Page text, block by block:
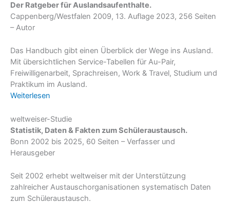
Der Ratgeber für Auslandsaufenthalte.
Cappenberg/Westfalen 2009, 13. Auflage 2023, 256 Seiten
– Autor
Das Handbuch gibt einen Überblick der Wege ins Ausland.
Mit übersichtlichen Service-Tabellen für Au-Pair,
Freiwilligenarbeit, Sprachreisen, Work & Travel, Studium und
Praktikum im Ausland.
Weiterlesen
weltweiser-Studie
Statistik, Daten & Fakten zum Schüleraustausch.
Bonn 2002 bis 2025, 60 Seiten – Verfasser und
Herausgeber
Seit 2002 erhebt weltweiser mit der Unterstützung
zahlreicher Austauschorganisationen systematisch Daten
zum Schüleraustausch.